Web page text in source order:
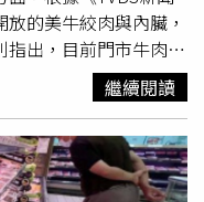
動等不良生活習慣，
提及，臨床上遇到許
第一反應就是擔憂是否
識，體重是影響三高的
不僅是穿衣服好看，更
，減重是一場與自己身
求一個月瘦十幾公斤，
痛」，通常在進食油
腹，有時會放射至右
在非急性期僅感到隱痛
誤就醫。醫師也說明，
淡吃、多喝水、勤運
建議減少高油脂攝取，
每年定期接受膽囊超音
的美牛絞肉與內臟，
出，目前門市牛肉來
，美牛內臟僅販售牛
需求評估品項。好市多
反饋與市場需求彈性調
，皆會依法標示產地來
進仍須觀察消費者接受
繼續閱讀